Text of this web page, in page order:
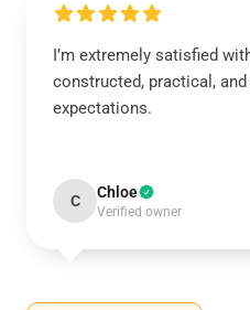
I’m extremely satisfied
constructed, practical,
expectations.
C Chloe
Verified owner